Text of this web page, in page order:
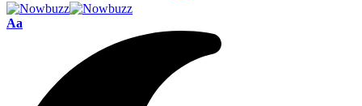
Font
Aa